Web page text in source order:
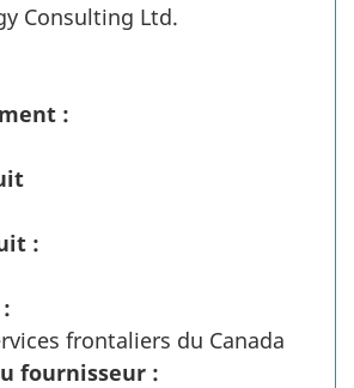
Consulting Ltd.
:
:
frontaliers du Canada
fournisseur :